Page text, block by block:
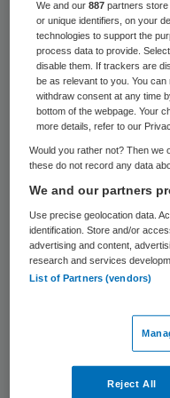
Bureau
volgend jaar
banen. Reden
financiering van
woordvoerder
drie miljoen euro
begroting van in
Tijdelijke
en vacatures
zegt de
.
wil ze niet
We and our887 partners
or unique identifiers, on your
technologies to support the
process data to provide.
disable them. If trackers are
be as relevant to you. You
withdraw consent at any time
bottom of the webpage. Your
more details, refer to our
Would you rather not? Then we
these do not record any data
We and our partners
Use precise geolocation data.
identification. Store and/or
advertising and content,
research and services
List of Partners (vendors)
Reject All